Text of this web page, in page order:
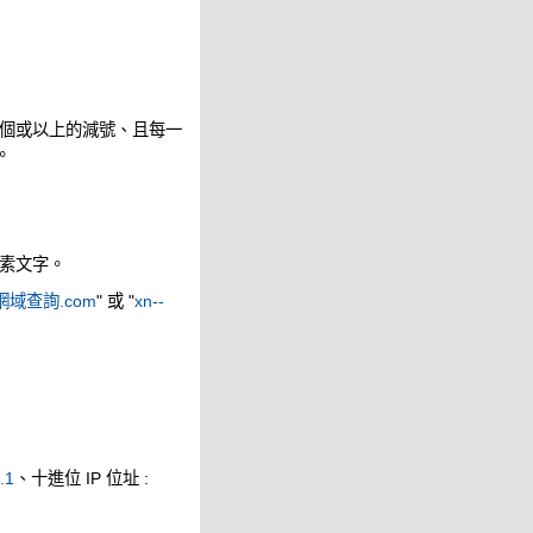
或以上的減號、且每一
文字。
域查詢.com" 或 "xn--
、十進位 IP 位址 :